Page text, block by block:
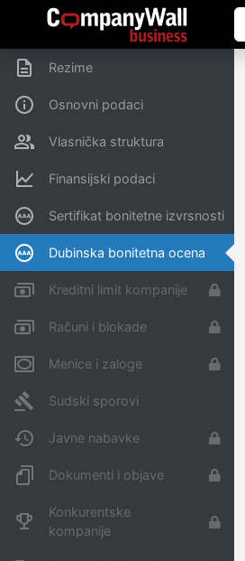
Rezime
Osnovni podaci
Vlasnička struktura
Finansijski podaci
Sertifikat bonitetne izvrsnosti
Dubinska bonitetna ocena
Kreditni limit kompanije
Računi i blokade
Menice i zaloge
Sudski sporovi
Javne nabavke
Dokumenti i objave
Konkurentske
kompanije